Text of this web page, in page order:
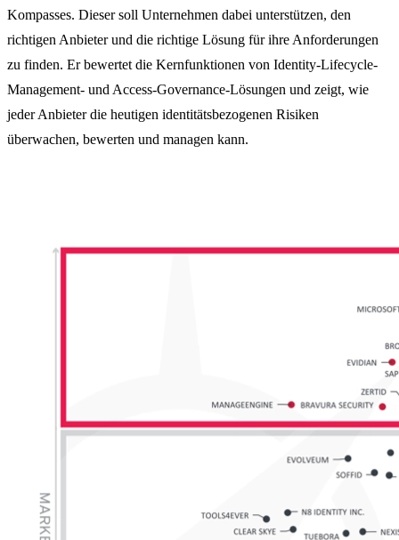
Kompasses. Dieser soll Unternehmen dabei unterstützen, den
richtigen Anbieter und die richtige Lösung für ihre Anforderungen
zu finden. Er bewertet die Kernfunktionen von Identity-Lifecycle-
Management- und Access-Governance-Lösungen und zeigt, wie
jeder Anbieter die heutigen identitätsbezogenen Risiken
überwachen, bewerten und managen kann.